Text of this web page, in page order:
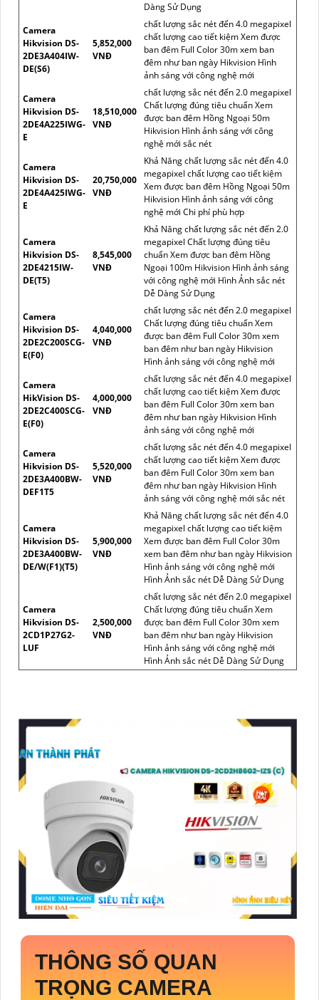
Dàng Sử Dụng
Camera
Hikvision DS-
2DE3A404IW-
DE(S6)
5,852,000
VNĐ
chất lượng sắc nét đến 4.0 megapixel
chất lượng cao tiết kiệm Xem được
ban đêm Full Color 30m xem ban
đêm như ban ngày Hikvision Hình
ảnh sáng với công nghệ mới
Camera
Hikvision DS-
2DE4A225IWG-
E
18,510,000
VNĐ
chất lượng sắc nét đến 2.0 megapixel
Chất lượng đúng tiêu chuẩn Xem
được ban đêm Hồng Ngoại 50m
Hikvision Hình ảnh sáng với công
nghệ mới sắc nét
Camera
Hikvision DS-
2DE4A425IWG-
E
20,750,000
VNĐ
Khả Năng chất lượng sắc nét đến 4.0
megapixel chất lượng cao tiết kiệm
Xem được ban đêm Hồng Ngoại 50m
Hikvision Hình ảnh sáng với công
nghệ mới Chi phí phù hợp
Camera
Hikvision DS-
2DE4215IW-
DE(T5)
8,545,000
VNĐ
Khả Năng chất lượng sắc nét đến 2.0
megapixel Chất lượng đúng tiêu
chuẩn Xem được ban đêm Hồng
Ngoại 100m Hikvision Hình ảnh sáng
với công nghệ mới Hình Ảnh sắc nét
Dễ Dàng Sử Dụng
Camera
Hikvision DS-
2DE2C200SCG-
E(F0)
4,040,000
VNĐ
chất lượng sắc nét đến 2.0 megapixel
Chất lượng đúng tiêu chuẩn Xem
được ban đêm Full Color 30m xem
ban đêm như ban ngày Hikvision
Hình ảnh sáng với công nghệ mới
Camera
HikVision DS-
2DE2C400SCG-
E(F0)
4,000,000
VNĐ
chất lượng sắc nét đến 4.0 megapixel
chất lượng cao tiết kiệm Xem được
ban đêm Full Color 30m xem ban
đêm như ban ngày Hikvision Hình
ảnh sáng với công nghệ mới
Camera
Hikvision DS-
2DE3A400BW-
DEF1T5
5,520,000
VNĐ
chất lượng sắc nét đến 4.0 megapixel
chất lượng cao tiết kiệm Xem được
ban đêm Full Color 30m xem ban
đêm như ban ngày Hikvision Hình
ảnh sáng với công nghệ mới sắc nét
Camera
Hikvision DS-
2DE3A400BW-
DE/W(F1)(T5)
5,900,000
VNĐ
Khả Năng chất lượng sắc nét đến 4.0
megapixel chất lượng cao tiết kiệm
Xem được ban đêm Full Color 30m
xem ban đêm như ban ngày Hikvision
Hình ảnh sáng với công nghệ mới
Hình Ảnh sắc nét Dễ Dàng Sử Dụng
Camera
Hikvision DS-
2CD1P27G2-
LUF
2,500,000
VNĐ
chất lượng sắc nét đến 2.0 megapixel
Chất lượng đúng tiêu chuẩn Xem
được ban đêm Full Color 30m xem
ban đêm như ban ngày Hikvision
Hình ảnh sáng với công nghệ mới
Hình Ảnh sắc nét Dễ Dàng Sử Dụng
THÔNG SỐ QUAN
TRỌNG CAMERA